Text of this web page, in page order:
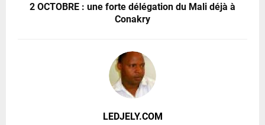
2 OCTOBRE : une forte délégation du Mali déjà à
Conakry
LEDJELY.COM